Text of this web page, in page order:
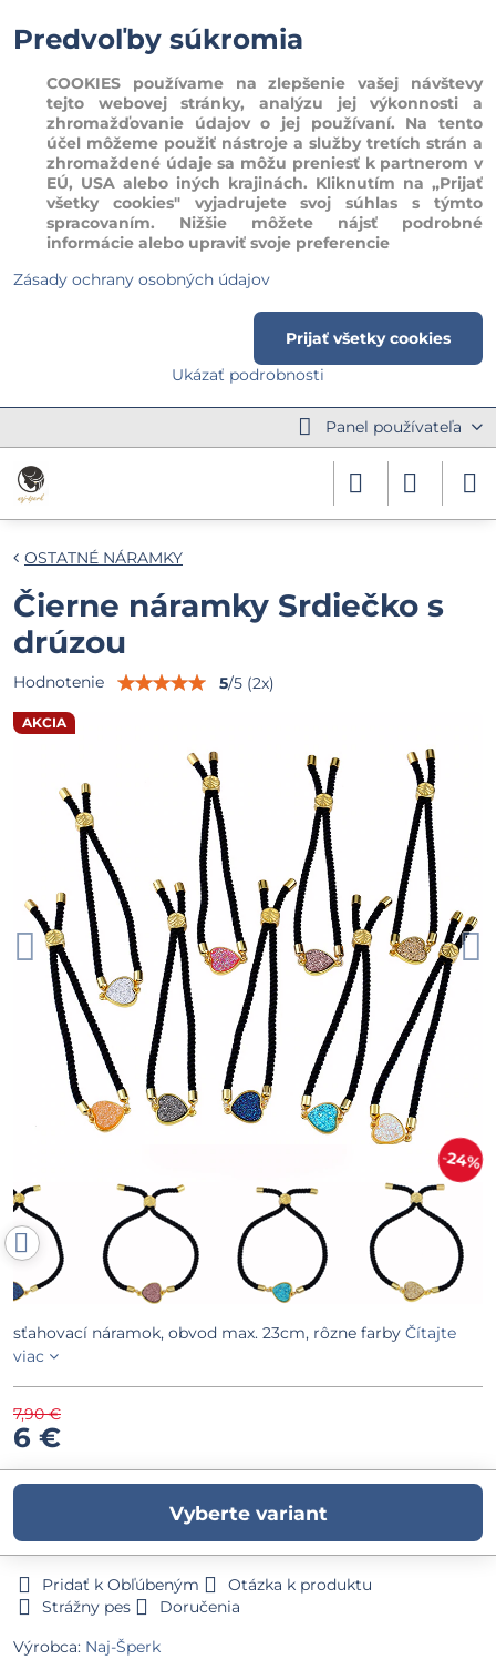
Panel používateľa
AKCIA
24%
OSTATNÉ NÁRAMKY
Čierne náramky Srdiečko s
drúzou
Hodnotenie 5/5 (2x)
sťahovací náramok, obvod max. 23cm, rôzne farby Čítajte
viac
7,90 €
6 €
Vyberte variant
Pridať k Obľúbeným
Otázka k produktu
Strážny pes
Doručenia
Výrobca: Naj-Šperk
Predvoľby súkromia
COOKIES používame na zlepšenie vašej návštevy
tejto webovej stránky, analýzu jej výkonnosti a
zhromažďovanie údajov o jej používaní. Na tento
účel môžeme použiť nástroje a služby tretích strán a
zhromaždené údaje sa môžu preniesť k partnerom v
EÚ, USA alebo iných krajinách. Kliknutím na „Prijať
všetky cookies" vyjadrujete svoj súhlas s týmto
spracovaním. Nižšie môžete nájsť podrobné
informácie alebo upraviť svoje preferencie
Zásady ochrany osobných údajov
Ukázať podrobnosti
Prijať všetky cookies